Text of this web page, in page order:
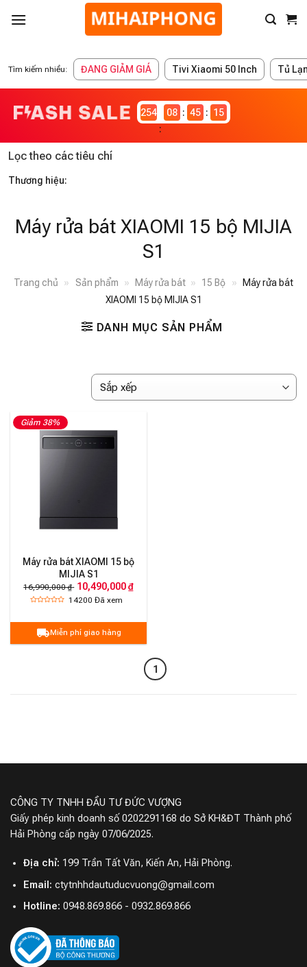
Tìm kiếm nhiều: ĐANG GIẢM GIÁ Tivi Xiaomi 50 Inch Tủ
2546983
08 45 15
Lọc theo các tiêu chí
Thương hiệu:
Máy rửa bát XIAOMI 15 bộ MIJIA
S1
Trang chủ » Sản phẩm » Máy rửa bát » 15 Bộ »
Máy rửa bát
XIAOMI 15 bộ MIJIA S1
DANH MỤC SẢN PHẨM
Giảm 38%
Máy rửa bát XIAOMI 15 bộ
MIJIA S1
16,990,000 ₫ 10,490,000 ₫
14200Đã xem
Miễn phí giao hàng
1
CÔNG TY TNHH ĐẦU TƯ ĐỨC VƯỢNG
Giấy phép kinh doanh số 0202291168 do Sở KH&ĐT Thành phố
Hải Phòng cấp ngày 07/06/2025.
Địa chỉ: 199 Trần Tất Văn, Kiến An, Hải Phòng.
Email: ctytnhhdautuducvuong@gmail.com
Hotline: 0948.869.866 - 0932.869.866